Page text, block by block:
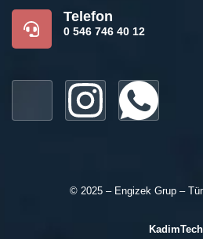
Telefon
0 546 746 40 12
© 2025 – Engizek Grup –
KadimTech